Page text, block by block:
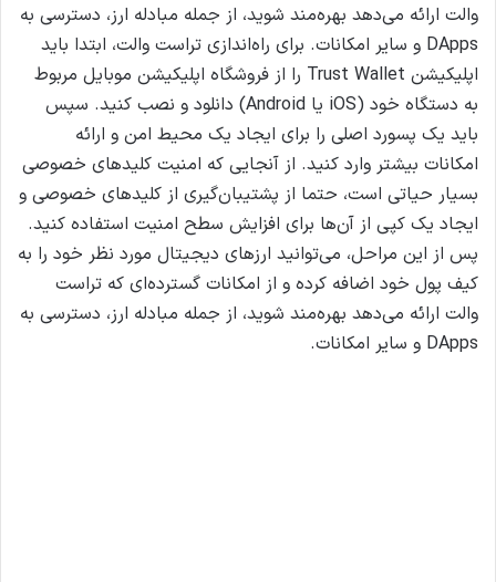
والت ارائه می‌دهد بهره‌مند شوید، از جمله مبادله ارز، دسترسی به
DApps و سایر امکانات.
برای راه‌اندازی تراست والت، ابتدا باید
اپلیکیشن Trust Wallet را از فروشگاه اپلیکیشن موبایل مربوط
به دستگاه خود (iOS یا Android) دانلود و نصب کنید. سپس
باید یک پسورد اصلی را برای ایجاد یک محیط امن و ارائه
امکانات بیشتر وارد کنید. از آنجایی که امنیت کلیدهای خصوصی
بسیار حیاتی است، حتما از پشتیبان‌گیری از کلیدهای خصوصی و
ایجاد یک کپی از آن‌ها برای افزایش سطح امنیت استفاده کنید.
پس از این مراحل، می‌توانید ارزهای دیجیتال مورد نظر خود را به
کیف پول خود اضافه کرده و از امکانات گسترده‌ای که تراست
والت ارائه می‌دهد بهره‌مند شوید، از جمله مبادله ارز، دسترسی به
DApps و سایر امکانات.